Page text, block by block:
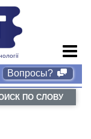
Вопросы?
ПО СЛОВУ